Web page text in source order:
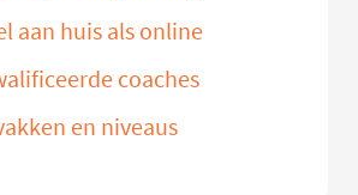
aan huis als online
coaches
en niveaus